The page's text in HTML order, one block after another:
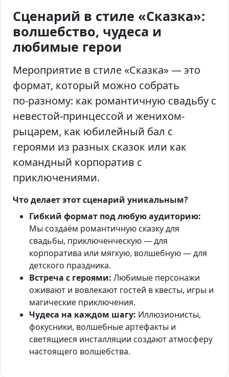
Сценарий в стиле «Сказка»:
волшебство, чудеса и
любимые герои
Мероприятие в стиле «Сказка» — это
формат, который можно собрать
по‑разному: как романтичную свадьбу с
невестой-принцессой и женихом-
рыцарем, как юбилейный бал с
героями из разных сказок или как
командный корпоратив с
приключениями.
Что делает этот сценарий уникальным?
Гибкий формат под любую аудиторию:
Мы создаём романтичную сказку для
свадьбы, приключенческую — для
корпоратива или мягкую, волшебную — для
детского праздника.
Встреча с героями: Любимые персонажи
оживают и вовлекают гостей в квесты, игры и
магические приключения.
Чудеса на каждом шагу: Иллюзионисты,
фокусники, волшебные артефакты и
светящиеся инсталляции создают атмосферу
настоящего волшебства.